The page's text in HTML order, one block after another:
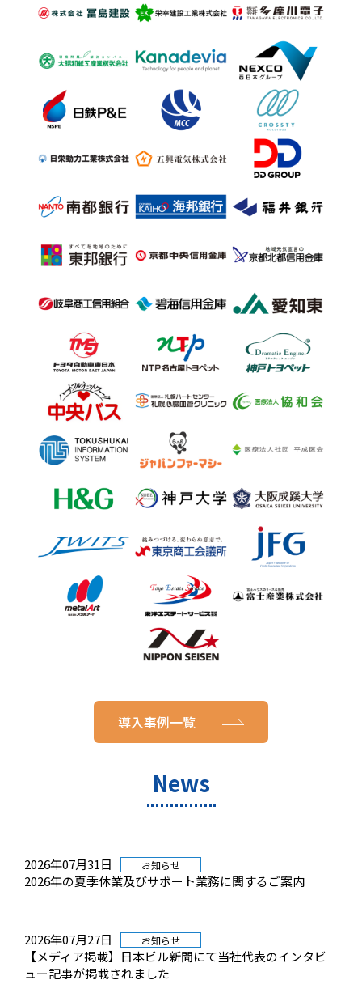
導入事例一覧
News
2026年07月31日 お知らせ
2026年の夏季休業及びサポート業務に関するご案内
2026年07月27日 お知らせ
【メディア掲載】日本ビル新聞にて当社代表のインタビ
ュー記事が掲載されました